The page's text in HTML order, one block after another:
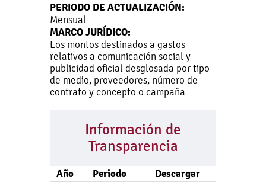
PERIODO DE ACTUALIZACIÓN:
Mensual
MARCO JURÍDICO:
Los montos destinados a gastos
relativos a comunicación social y
publicidad oficial desglosada por tipo
de medio, proveedores, número de
contrato y concepto o campaña
Información de
Transparencia
Año Periodo Descargar